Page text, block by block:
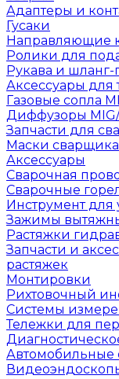
Адаптеры и
Гусаки
Направляющие
Ролики для
Рукава и шланг-
Аксессуары для
Газовые сопла
Диффузоры MIG/
Запчасти для
Маски сварщика
Аксессуары
Сварочная
Сварочные
Инструмент для
Зажимы
Растяжки
Запчасти и
растяжек
Монтировки
Рихтовочный
Системы
Тележки для
Автомобильные